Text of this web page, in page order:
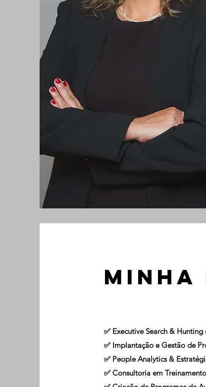
✅ Executive Search &
✅ Implantação e Gestão de
✅ People Analytics &
✅ Consultoria em